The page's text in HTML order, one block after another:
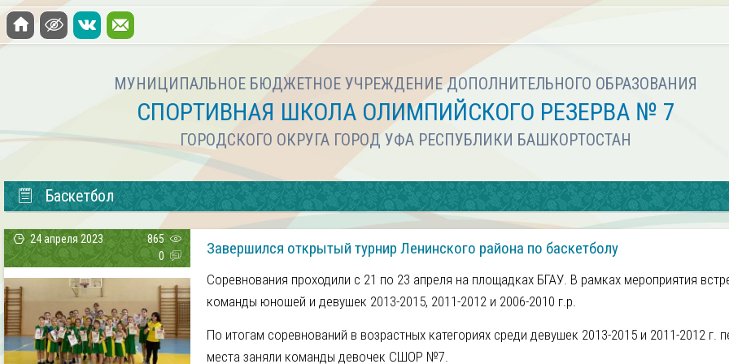
МУНИЦИПАЛЬНОЕ БЮДЖЕТНОЕ УЧРЕЖДЕНИЕ ДОПОЛНИТЕЛЬНОГО ОБРАЗОВАНИЯ
СПОРТИВНАЯ ШКОЛА ОЛИМПИЙСКОГО РЕЗЕРВА № 7
ГОРОДСКОГО ОКРУГА ГОРОД УФА РЕСПУБЛИКИ БАШКОРТОСТАН
Баскетбол
24 апреля 2023
865
0
Завершился открытый турнир Ленинского района по баскетболу
Соревнования проходили с 21 по 23 апреля на площадках БГАУ. В рамках мероприятия
команды юношей и девушек 2013-2015, 2011-2012 и 2006-2010 г.р.
По итогам соревнований в возрастных категориях среди девушек 2013-2015 и 2011-2012 г.
места заняли команды девочек СШОР №7.